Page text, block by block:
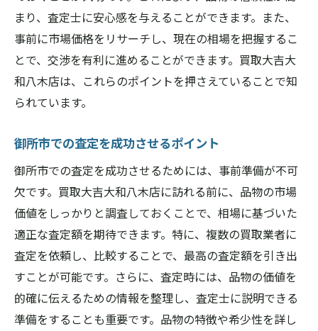
まり、査定士に安心感を与えることができます。また、
事前に市場価格をリサーチし、現在の相場を把握するこ
とで、交渉を有利に進めることができます。買取大吉大
和八木店は、これらのポイントを押さえていることで知
られています。
御所市での査定を成功させるポイント
御所市での査定を成功させるためには、事前準備が不可
欠です。買取大吉大和八木店に訪れる前に、品物の市場
価値をしっかりと調査しておくことで、相場に基づいた
適正な査定額を期待できます。特に、複数の買取業者に
査定を依頼し、比較することで、最高の査定額を引き出
すことが可能です。さらに、査定時には、品物の価値を
的確に伝えるための情報を整理し、査定士に説明できる
準備をすることも重要です。品物の特徴や希少性を詳し